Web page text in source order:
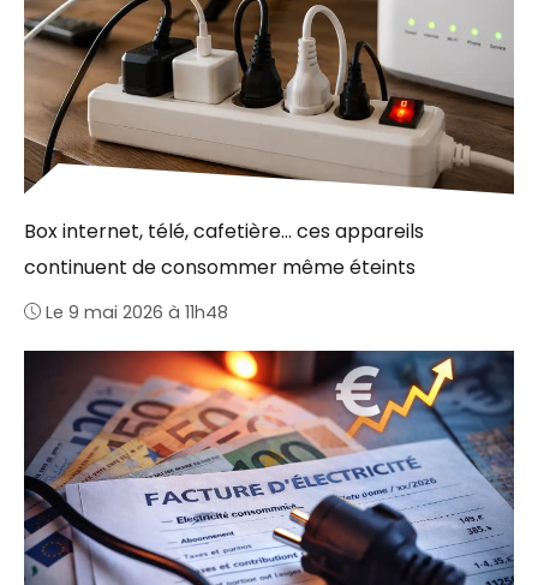
Box internet, télé, cafetière… ces appareils
continuent de consommer même éteints
Le 9 mai 2026 à 11h48